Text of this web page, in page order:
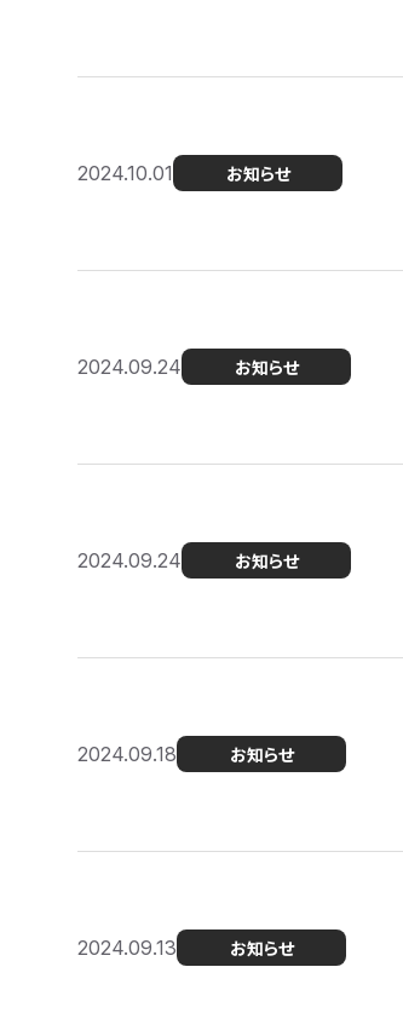
2024.10.01 お知らせ
2024.09.24 お知らせ
2024.09.24 お知らせ
2024.09.18 お知らせ
2024.09.13 お知らせ